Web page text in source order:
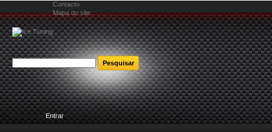
Contacto
Mapa do site
Bem-vindoEntrar